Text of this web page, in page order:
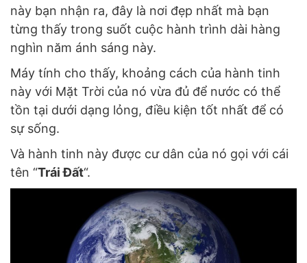
này bạn nhận ra, đây là nơi đẹp nhất mà bạn
từng thấy trong suốt cuộc hành trình dài hàng
nghìn năm ánh sáng này.
Máy tính cho thấy, khoảng cách của hành tinh
này với Mặt Trời của nó vừa đủ để nước có thể
tồn tại dưới dạng lỏng, điều kiện tốt nhất để có
sự sống.
Và hành tinh này được cư dân của nó gọi với cái
tên “Trái Đất“.